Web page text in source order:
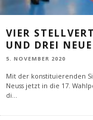
VIER
UND DREI
5. NOVEMBER 2020
Mit der konstituierenden
Neuss jetzt in die 17.
di...